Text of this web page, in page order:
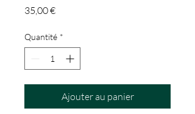
35,00 €Prix
Quantité *
Ajouter au panier